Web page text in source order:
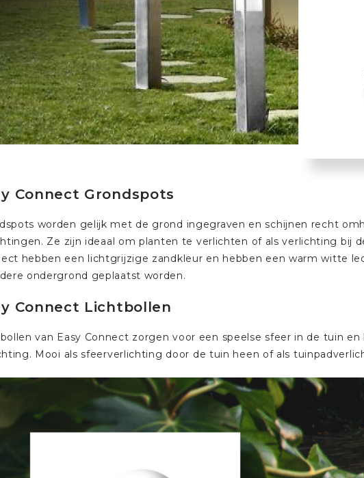
Connect Grondspots
worden gelijk met de grond ingegraven en schijnen recht
Ze zijn ideaal om planten te verlichten of als verlichting bij
hebben een lichtgrijzige zandkleur en hebben een warm witte
ondergrond geplaatst worden.
Connect Lichtbollen
van Easy Connect zorgen voor een speelse sfeer in de tuin
Mooi als sfeerverlichting door de tuin heen of als